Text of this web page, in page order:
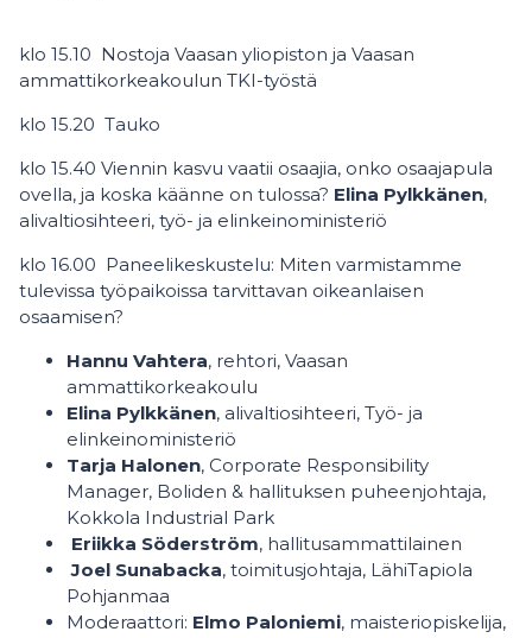
klo 15.10 Nostoja Vaasan yliopiston ja Vaasan
ammattikorkeakoulun TKI-työstä
klo 15.20 Tauko
klo 15.40 Viennin kasvu vaatii osaajia, onko osaajapula
ovella, ja koska käänne on tulossa? Elina Pylkkänen,
alivaltiosihteeri, työ- ja elinkeinoministeriö
klo 16.00 Paneelikeskustelu: Miten varmistamme
tulevissa työpaikoissa tarvittavan oikeanlaisen
osaamisen?
Hannu Vahtera, rehtori, Vaasan
ammattikorkeakoulu
Elina Pylkkänen, alivaltiosihteeri, Työ- ja
elinkeinoministeriö
Tarja Halonen, Corporate Responsibility
Manager, Boliden & hallituksen puheenjohtaja,
Kokkola Industrial Park
Eriikka Söderström, hallitusammattilainen
Joel Sunabacka, toimitusjohtaja, LähiTapiola
Pohjanmaa
Moderaattori: Elmo Paloniemi, maisteriopiskelija,